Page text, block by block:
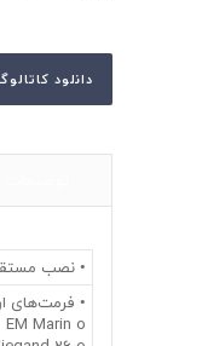
دانلود
• نصب
• فرمت‌های
EM Marin o